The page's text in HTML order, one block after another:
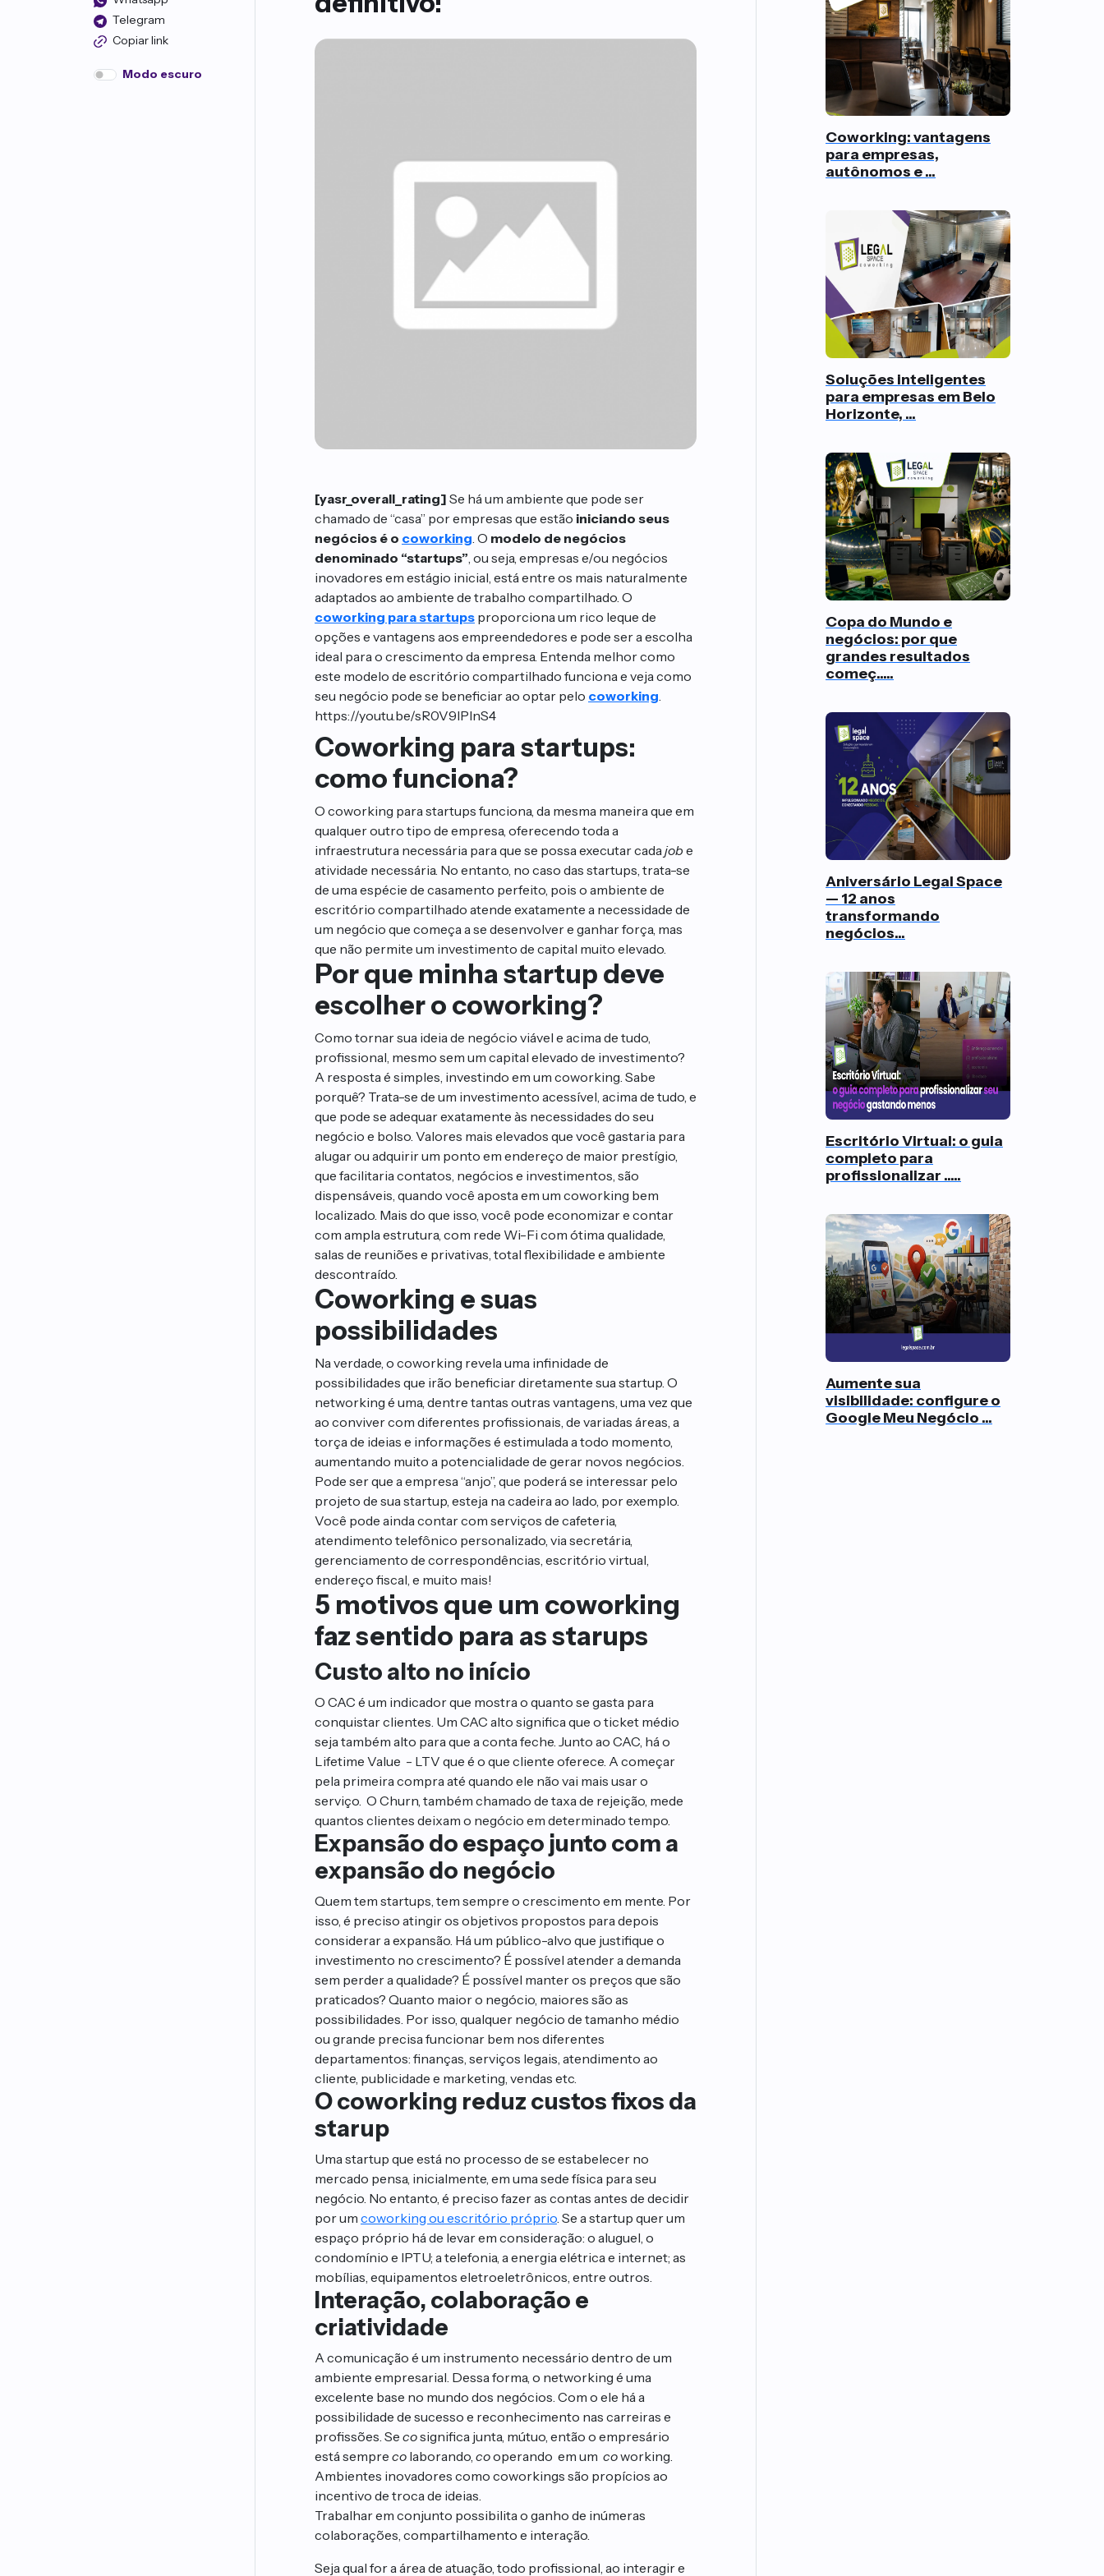
Telegram
Copiar link
Modo escuro
[yasr_overall_rating] Se há um ambiente que pode ser
chamado de “casa” por empresas que estão iniciando seus
negócios é o coworking. O modelo de negócios
denominado “startups”, ou seja, empresas e/ou negócios
inovadores em estágio inicial, está entre os mais naturalmente
adaptados ao ambiente de trabalho compartilhado. O
coworking para startups proporciona um rico leque de
opções e vantagens aos empreendedores e pode ser a escolha
ideal para o crescimento da empresa. Entenda melhor como
este modelo de escritório compartilhado funciona e veja como
seu negócio pode se beneficiar ao optar pelo coworking.
https://youtu.be/sR0V9IPInS4
Coworking para startups:
como funciona?
O coworking para startups funciona, da mesma maneira que em
qualquer outro tipo de empresa, oferecendo toda a
infraestrutura necessária para que se possa executar cadajob e
atividade necessária. No entanto, no caso das startups, trata-se
de uma espécie de casamento perfeito, pois o ambiente de
escritório compartilhado atende exatamente a necessidade de
um negócio que começa a se desenvolver e ganhar força, mas
que não permite um investimento de capital muito elevado.
Por que minha startup deve
escolher o coworking?
Como tornar sua ideia de negócio viável e acima de tudo,
profissional, mesmo sem um capital elevado de investimento?
A resposta é simples, investindo em um coworking. Sabe
porquê? Trata-se de um investimento acessível, acima de tudo, e
que pode se adequar exatamente às necessidades do seu
negócio e bolso. Valores mais elevados que você gastaria para
alugar ou adquirir um ponto em endereço de maior prestígio,
que facilitaria contatos, negócios e investimentos, são
dispensáveis, quando você aposta em um coworking bem
localizado. Mais do que isso, você pode economizar e contar
com ampla estrutura, com rede Wi-Fi com ótima qualidade,
salas de reuniões e privativas, total flexibilidade e ambiente
descontraído.
Coworking e suas
possibilidades
Na verdade, o coworking revela uma infinidade de
possibilidades que irão beneficiar diretamente sua startup. O
networking é uma, dentre tantas outras vantagens, uma vez que
ao conviver com diferentes profissionais, de variadas áreas, a
torça de ideias e informações é estimulada a todo momento,
aumentando muito a potencialidade de gerar novos negócios.
Pode ser que a empresa “anjo”, que poderá se interessar pelo
projeto de sua startup, esteja na cadeira ao lado, por exemplo.
Você pode ainda contar com serviços de cafeteria,
atendimento telefônico personalizado, via secretária,
gerenciamento de correspondências, escritório virtual,
endereço fiscal, e muito mais!
5 motivos que um coworking
faz sentido para as starups
Custo alto no início
O CAC é um indicador que mostra o quanto se gasta para
conquistar clientes. Um CAC alto significa que o ticket médio
seja também alto para que a conta feche. Junto ao CAC, há o
Lifetime Value - LTV que é o que cliente oferece. A começar
pela primeira compra até quando ele não vai mais usar o
serviço. O Churn, também chamado de taxa de rejeição, mede
quantos clientes deixam o negócio em determinado tempo.
Expansão do espaço junto com a
expansão do negócio
Quem tem startups, tem sempre o crescimento em mente. Por
isso, é preciso atingir os objetivos propostos para depois
considerar a expansão. Há um público-alvo que justifique o
investimento no crescimento? É possível atender a demanda
sem perder a qualidade? É possível manter os preços que são
praticados? Quanto maior o negócio, maiores são as
possibilidades. Por isso, qualquer negócio de tamanho médio
ou grande precisa funcionar bem nos diferentes
departamentos: finanças, serviços legais, atendimento ao
cliente, publicidade e marketing, vendas etc.
O coworking reduz custos fixos da
starup
Uma startup que está no processo de se estabelecer no
mercado pensa, inicialmente, em uma sede física para seu
negócio. No entanto, é preciso fazer as contas antes de decidir
por um coworking ou escritório próprio. Se a startup quer um
espaço próprio há de levar em consideração: o aluguel, o
condomínio e IPTU; a telefonia, a energia elétrica e internet; as
mobílias, equipamentos eletroeletrônicos, entre outros.
Interação, colaboração e
criatividade
A comunicação é um instrumento necessário dentro de um
ambiente empresarial. Dessa forma, o networking é uma
excelente base no mundo dos negócios. Com o ele há a
possibilidade de sucesso e reconhecimento nas carreiras e
profissões. Se cosignifica junta, mútuo, então o empresário
está sempre co laborando, cooperando em um coworking.
Ambientes inovadores como coworkings são propícios ao
incentivo de troca de ideias.
Trabalhar em conjunto possibilita o ganho de inúmeras
colaborações, compartilhamento e interação.
Seja qual for a área de atuação, todo profissional, ao interagir e
Coworking: vantagens
para empresas,
autônomos e ...
Soluções inteligentes
para empresas em Belo
Horizonte, ...
Copa do Mundo e
negócios: por que
grandes resultados
começ.....
Aniversário Legal Space
— 12 anos
transformando
negócios...
Escritório Virtual: o guia
completo para
profissionalizar .....
Aumente sua
visibilidade: configure o
Google Meu Negócio ...